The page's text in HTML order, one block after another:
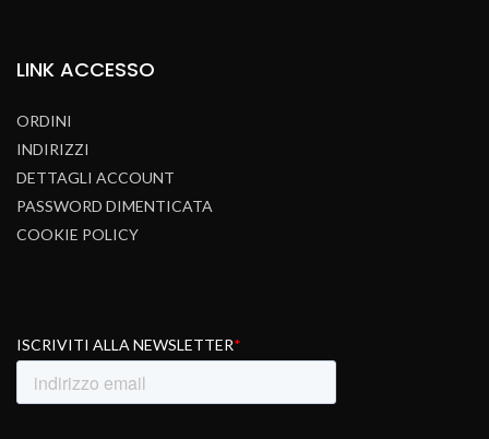
LINK ACCESSO
ORDINI
INDIRIZZI
DETTAGLI ACCOUNT
PASSWORD DIMENTICATA
COOKIE POLICY